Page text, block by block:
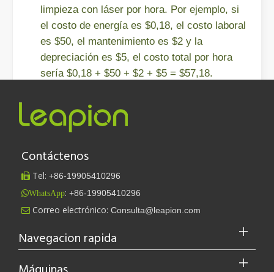
Leapion actualmente exhibe sus equipos láser en el stand
limpieza con láser por hora. Por ejemplo, si
el costo de energía es $0,18, el costo laboral
es $50, el mantenimiento es $2 y la
depreciación es $5, el costo total por hora
sería $0,18 + $50 + $2 + $5 = $57,18.
Al comprender estos cálculos, las empresas
pueden estimar con mayor precisión sus
limpieza láser para sus necesidades
específicas. En general, el coste por hora de la
limpieza con láser suele oscilar entre 40 y 140
€/hora. Esto varía según el Modelo, el estado
tiempo de limpieza.
Contáctenos
 Tel: +86-19905410296
WhatsApp: +86-19905410296
 Correo electrónico: Consulta@leapion.com
Navegacion rapida
Máquinas